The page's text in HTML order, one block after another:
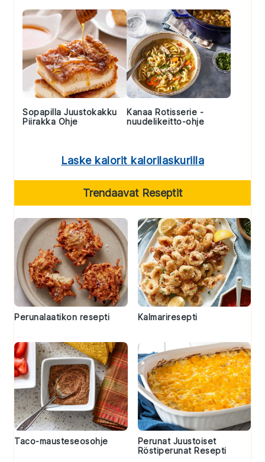
Sopapilla Juustokakku
Piirakka Ohje
Kanaa Rotisserie -
nuudelikeitto-ohje
Laske kalorit kalorilaskurilla
Trendaavat Reseptit
Perunalaatikon resepti Kalmariresepti
Taco-mausteseosohje
Perunat Juustoiset
Röstiperunat Resepti